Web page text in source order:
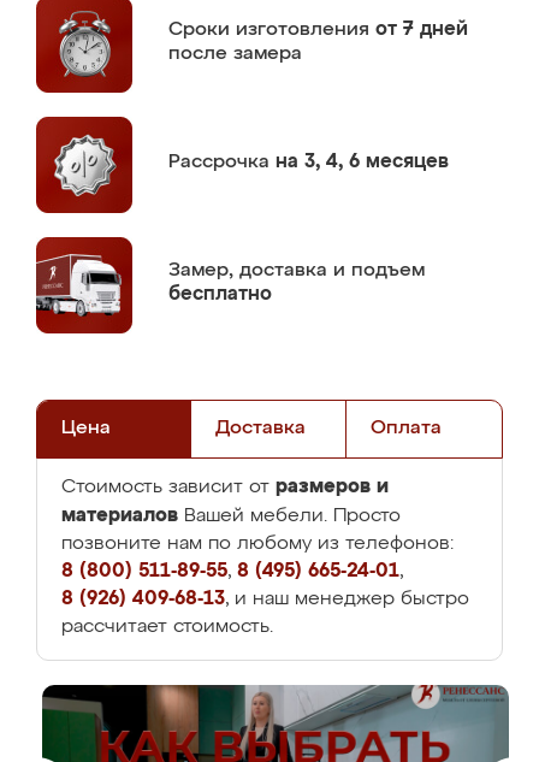
Сроки изготовления от 7 дней
после замера
Рассрочка на 3, 4, 6 месяцев
Замер, доставка и подъем
бесплатно
Цена Доставка Оплата
Стоимость зависит от размеров и
материалов Вашей мебели. Просто
позвоните нам по любому из телефонов:
8 (800) 511-89-55, 8 (495) 665-24-01,
8 (926) 409-68-13, и наш менеджер быстро
рассчитает стоимость.